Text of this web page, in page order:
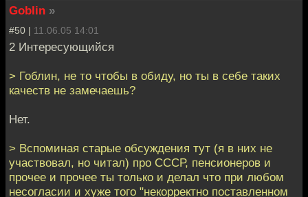
Goblin »
#50 | 11.06.05 14:01
2 Интересующийся
> Гоблин, не то чтобы в обиду, но ты в себе таких
качеств не замечаешь?
Нет.
> Вспоминая старые обсуждения тут (я в них не
участвовал, но читал) про СССР, пенсионеров и
прочее и прочее ты только и делал что при любом
несогласии и хуже того "некорректно поставленном